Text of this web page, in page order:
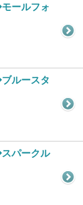
ールフォ
ルースタ
パークル